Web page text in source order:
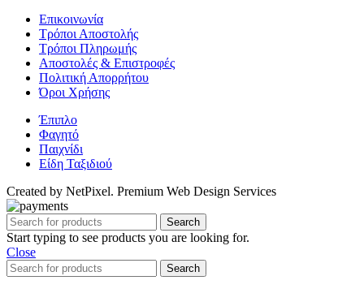
Επικοινωνία
Τρόποι Αποστολής
Τρόποι Πληρωμής
Αποστολές & Επιστροφές
Πολιτική Απορρήτου
Όροι Χρήσης
Έπιπλο
Φαγητό
Παιχνίδι
Είδη Ταξιδιού
Created by NetPixel. Premium Web Design Services
Search
Start typing to see products you are looking for.
Close
Search